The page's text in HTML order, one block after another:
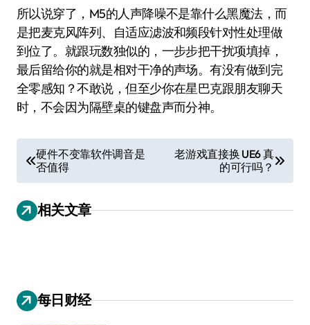
所以说穿了，M5的人声降噪不是靠什么黑魔法，而
是把麦克风阵列、自适应滤波和频段针对性处理做
到位了。就跟玩数独似的，一步步把干扰项填掉，
最后留给你的就是相对干净的声场。有没有做到完
全零感知？不敢说，但至少你在星巴克跟朋友聊天
时，不会因为隔壁桌的键盘声而分神。
章
导
航
硬件不变靠软件调音是
否值得
老游戏直接换 UE6 真
的可行吗？
相关文章
每日财经